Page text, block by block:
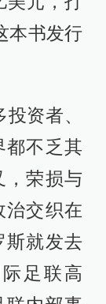
本书发行
资者、
都不乏其
，荣损与
治交织在
斯就发去
足联高